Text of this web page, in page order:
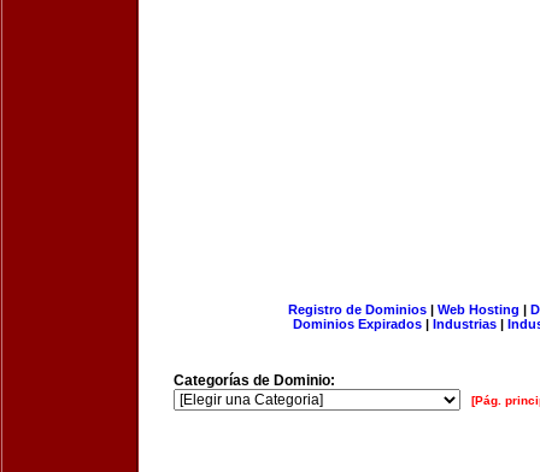
Registro de Dominios| Web Hosting |
Dominios Expirados | Industrias |
Categorías de Dominio:
[Pág.